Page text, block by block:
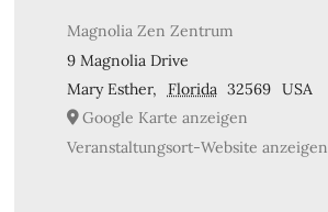
Magnolia Zen Zentrum
9 Magnolia Drive
Mary Esther, Florida 32569 USA
Google Karte anzeigen
Veranstaltungsort-Website anzeigen